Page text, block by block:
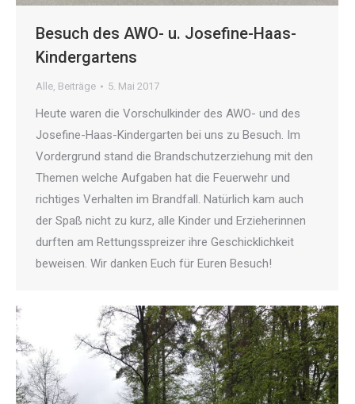
Besuch des AWO- u. Josefine-Haas-
Kindergartens
Alle, Beiträge 5. Mai 2017
Heute waren die Vorschulkinder des AWO- und des
Josefine-Haas-Kindergarten bei uns zu Besuch. Im
Vordergrund stand die Brandschutzerziehung mit den
Themen welche Aufgaben hat die Feuerwehr und
richtiges Verhalten im Brandfall. Natürlich kam auch
der Spaß nicht zu kurz, alle Kinder und Erzieherinnen
durften am Rettungsspreizer ihre Geschicklichkeit
beweisen. Wir danken Euch für Euren Besuch!